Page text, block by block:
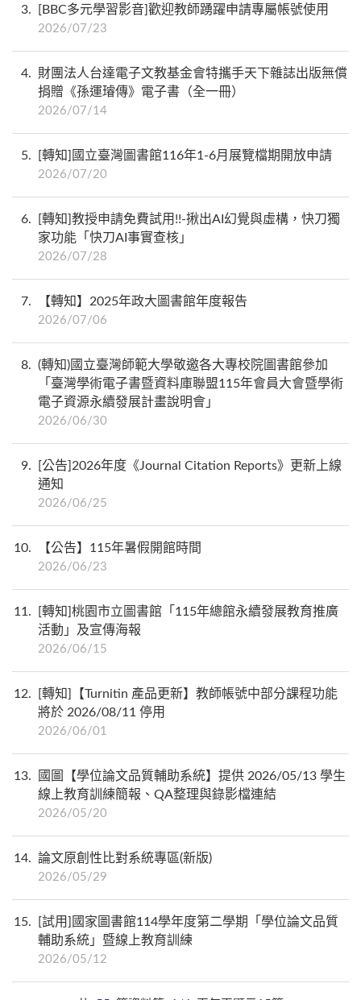
3 [BBC多元學習影音]歡迎教師踴躍申請專屬帳號使用
2026/07/23
4
財團法人台達電子文教基金會特攜手天下雜誌出版無償
捐贈《孫運璿傳》電子書（全一冊）
2026/07/14
5 [轉知]國立臺灣圖書館116年1-6月展覽檔期開放申請
2026/07/20
6
[轉知]教授申請免費試用!!-揪出AI幻覺與虛構，快刀獨
家功能「快刀AI事實查核」
2026/07/28
7 【轉知】2025年政大圖書館年度報告
2026/07/06
8
(轉知)國立臺灣師範大學敬邀各大專校院圖書館參加
「臺灣學術電子書暨資料庫聯盟115年會員大會暨學術
電子資源永續發展計畫說明會」
2026/06/30
9
[公告]2026年度《Journal Citation Reports》更新上線
通知
2026/06/25
10 【公告】115年暑假開館時間
2026/06/23
11
[轉知]桃園市立圖書館「115年總館永續發展教育推廣
活動」及宣傳海報
2026/06/15
12
[轉知]【Turnitin 產品更新】教師帳號中部分課程功能
將於 2026/08/11 停用
2026/06/01
13
國圖【學位論文品質輔助系統】提供 2026/05/13 學生
線上教育訓練簡報、QA整理與錄影檔連結
2026/05/20
14 論文原創性比對系統專區(新版)
2026/05/29
15
[試用]國家圖書館114學年度第二學期「學位論文品質
輔助系統」暨線上教育訓練
2026/05/12